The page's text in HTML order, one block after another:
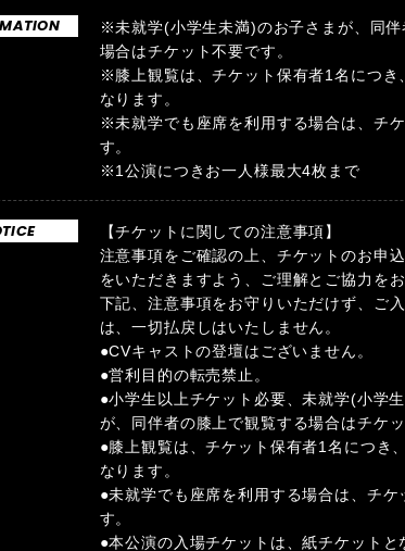
※未就学(小学生未満)のお子さまが、同伴
場合はチケット不要です。
※膝上観覧は、チケット保有者1名につき
なります。
※未就学でも座席を利用する場合は、チ
す。
※1公演につきお一人様最大4枚まで
【チケットに関しての注意事項】
注意事項をご確認の上、チケットのお申
をいただきますよう、ご理解とご協力を
下記、注意事項をお守りいただけず、ご
は、一切払戻しはいたしません。
●CVキャストの登壇はございません。
●営利目的の転売禁止。
●小学生以上チケット必要、未就学(小学
が、同伴者の膝上で観覧する場合はチケッ
●膝上観覧は、チケット保有者1名につき
なります。
●未就学でも座席を利用する場合は、チケ
す。
●本公演の入場チケットは、紙チケットと